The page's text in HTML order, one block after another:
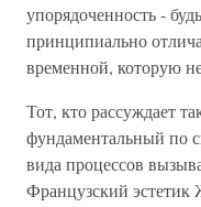
упорядоченность -
принципиально
временной, которую
Тот, кто рассуждает
фундаментальный по
вида процессов
Французский